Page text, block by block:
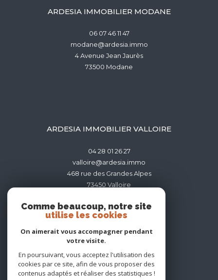
ARDESIA IMMOBILIER MODANE
06 07 46 11 47
modane@ardesia.immo
4 Avenue Jean Jaurès
73500
modane
ARDESIA IMMOBILIER VALLOIRE
04 28 01 26 27
valloire@ardesia.immo
468 rue des Grandes Alpes
73450
valloire
Comme beaucoup, notre site
utilise les cookies
On aimerait vous accompagner pendant
votre visite.
En poursuivant, vous acceptez l'utilisation des
cookies par ce site, afin de vous proposer des
contenus adaptés et réaliser des statistiques !